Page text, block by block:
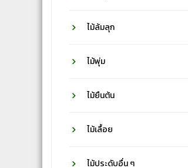
ไม้ล้มลุก
ไม้พุ่ม
ไม้ยืนต้น
ไม้เลื้อย
ไม้ประดับอื่น ๆ